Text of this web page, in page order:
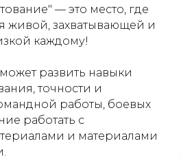
— это место, где
живой, захватывающей и
каждому!
развить навыки
точности и
работы, боевых
работать с
и материалами